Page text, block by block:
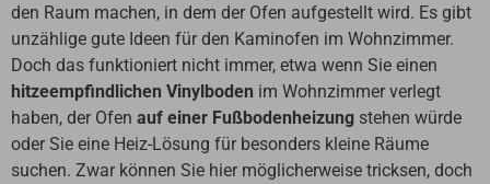
den Raum machen, in dem der Ofen aufgestellt wird. Es gibt
unzählige gute Ideen für den Kaminofen im Wohnzimmer.
Doch das funktioniert nicht immer, etwa wenn Sie einen
hitzeempfindlichen Vinylboden im Wohnzimmer verlegt
haben, der Ofen auf einer Fußbodenheizung stehen würde
oder Sie eine Heiz-Lösung für besonders kleine Räume
suchen. Zwar können Sie hier möglicherweise tricksen, doch